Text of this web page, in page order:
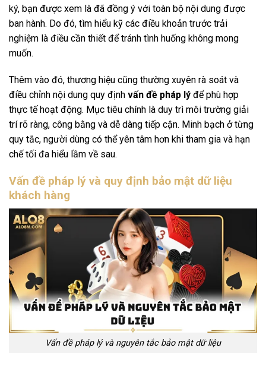
ký, bạn được xem là đã đồng ý với toàn bộ nội dung được
ban hành. Do đó, tìm hiểu kỹ các điều khoản trước trải
nghiệm là điều cần thiết để tránh tình huống không mong
muốn.
Thêm vào đó, thương hiệu cũng thường xuyên rà soát và
điều chỉnh nội dung quy định vấn đề pháp lý để phù hợp
thực tế hoạt động. Mục tiêu chính là duy trì môi trường giải
trí rõ ràng, công bằng và dễ dàng tiếp cận. Minh bạch ở từng
quy tắc, người dùng có thể yên tâm hơn khi tham gia và hạn
chế tối đa hiểu lầm về sau.
Vấn đề pháp lý và quy định bảo mật dữ liệu
khách hàng
Vấn đề pháp lý và nguyên tắc bảo mật dữ liệu